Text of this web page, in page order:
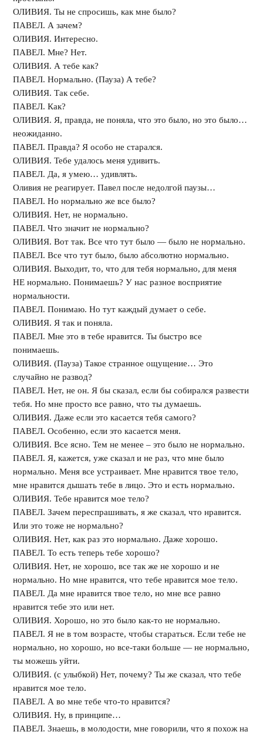
ОЛИВИЯ. Ты не спросишь, как мне было?
ПАВЕЛ. А зачем?
ОЛИВИЯ. Интересно.
ПАВЕЛ. Мне? Нет.
ОЛИВИЯ. А тебе как?
ПАВЕЛ. Нормально. (Пауза) А тебе?
ОЛИВИЯ. Так себе.
ПАВЕЛ. Как?
ОЛИВИЯ. Я, правда, не поняла, что это было, но это было…
неожиданно.
ПАВЕЛ. Правда? Я особо не старался.
ОЛИВИЯ. Тебе удалось меня удивить.
ПАВЕЛ. Да, я умею… удивлять.
Оливия не реагирует. Павел после недолгой паузы…
ПАВЕЛ. Но нормально же все было?
ОЛИВИЯ. Нет, не нормально.
ПАВЕЛ. Что значит не нормально?
ОЛИВИЯ. Вот так. Все что тут было — было не нормально.
ПАВЕЛ. Все что тут было, было абсолютно нормально.
ОЛИВИЯ. Выходит, то, что для тебя нормально, для меня
НЕ нормально. Понимаешь? У нас разное восприятие
нормальности.
ПАВЕЛ. Понимаю. Но тут каждый думает о себе.
ОЛИВИЯ. Я так и поняла.
ПАВЕЛ. Мне это в тебе нравится. Ты быстро все
понимаешь.
ОЛИВИЯ. (Пауза) Такое странное ощущение… Это
случайно не развод?
ПАВЕЛ. Нет, не он. Я бы сказал, если бы собирался развести
тебя. Но мне просто все равно, что ты думаешь.
ОЛИВИЯ. Даже если это касается тебя самого?
ПАВЕЛ. Особенно, если это касается меня.
ОЛИВИЯ. Все ясно. Тем не менее – это было не нормально.
ПАВЕЛ. Я, кажется, уже сказал и не раз, что мне было
нормально. Меня все устраивает. Мне нравится твое тело,
мне нравится дышать тебе в лицо. Это и есть нормально.
ОЛИВИЯ. Тебе нравится мое тело?
ПАВЕЛ. Зачем переспрашивать, я же сказал, что нравится.
Или это тоже не нормально?
ОЛИВИЯ. Нет, как раз это нормально. Даже хорошо.
ПАВЕЛ. То есть теперь тебе хорошо?
ОЛИВИЯ. Нет, не хорошо, все так же не хорошо и не
нормально. Но мне нравится, что тебе нравится мое тело.
ПАВЕЛ. Да мне нравится твое тело, но мне все равно
нравится тебе это или нет.
ОЛИВИЯ. Хорошо, но это было как-то не нормально.
ПАВЕЛ. Я не в том возрасте, чтобы стараться. Если тебе не
нормально, но хорошо, но все-таки больше — не нормально,
ты можешь уйти.
ОЛИВИЯ. (с улыбкой) Нет, почему? Ты же сказал, что тебе
нравится мое тело.
ПАВЕЛ. А во мне тебе что-то нравится?
ОЛИВИЯ. Ну, в принципе…
ПАВЕЛ. Знаешь, в молодости, мне говорили, что я похож на